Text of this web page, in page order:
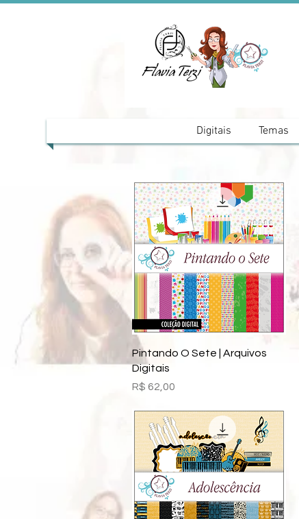
Digitais Temas
Visualização rápida
Pintando O Sete | Arquivos
Digitais
Preço
R$ 62,00